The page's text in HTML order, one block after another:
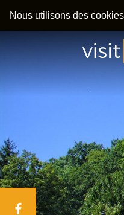
Nous utilisons des
Facebook